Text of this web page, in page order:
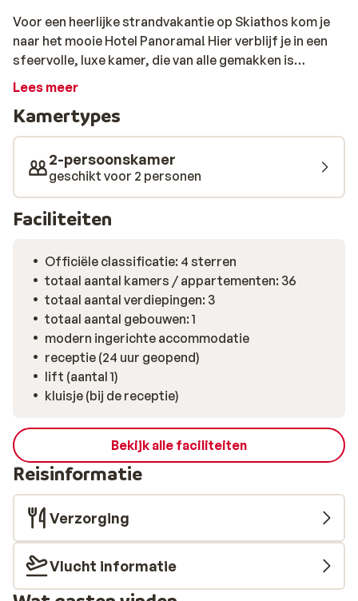
Voor een heerlijke strandvakantie op Skiathos kom je
naar het mooie Hotel Panorama! Hier verblijf je in een
sfeervolle, luxe kamer, die van alle gemakken is
voorzien. Het hotel wordt omgeven door een mooie
op een ligbedje of geniet van een verfrissende cocktail
op het terras. In het sfeervolle restaurant geniet je niet
alleen van een heerlijke maaltijd maar ook van een
prachtige omgeving. Zin in een dagje strand? Binnen
enkele minuten sta je op het heerlijke zandstrand, waar
je kunt ontspannen in het Griekse zonnetje. In de
dag verse broodjes kunt halen. Ook zijn er diverse
authentieke winkeltjes, lekkere restaurantjes en
sfeervolle bars in de nabije omgeving. Dat wordt een
topvakantie!
Lees meer
Kamertypes
2-persoonskamer
geschikt voor 2 personen
Faciliteiten
Officiële classificatie: 4 sterren
totaal aantal kamers / appartementen: 36
totaal aantal verdiepingen: 3
totaal aantal gebouwen: 1
modern ingerichte accommodatie
receptie (24 uur geopend)
lift (aantal 1)
kluisje (bij de receptie)
Bekijk alle faciliteiten
Reisinformatie
Verzorging
Vlucht informatie